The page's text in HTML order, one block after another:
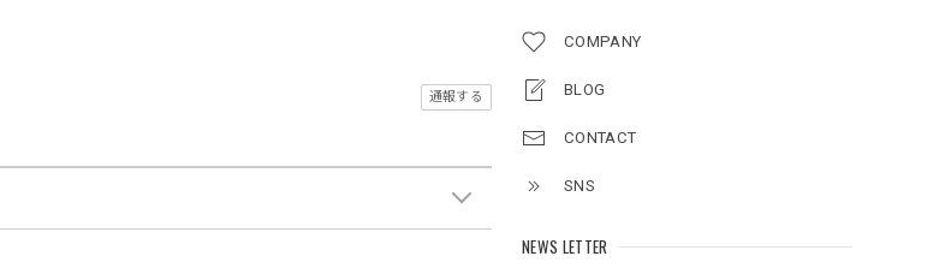
COMPANY
BLOG
CONTACT
SNS
NEWS LETTER
通報する